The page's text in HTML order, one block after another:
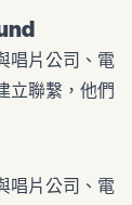
唱片公司、電
立聯繫，他們
唱片公司、電